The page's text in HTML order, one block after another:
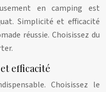
en camping est
Simplicité et efficacité
réussie. Choisissez du
efficacité
Choisissez le